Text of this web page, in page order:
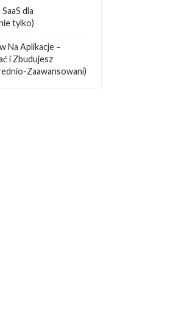
dla
tylko)
Na Aplikacje –
i Zbudujesz
Zaawansowani)